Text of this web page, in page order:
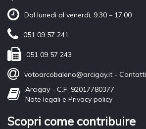
Dal lunedì al venerdì, 9.30 – 17.00
051 09 57 241
051 09 57 243
votoarcobaleno@arcigay.it - Contatti
Arcigay - C.F. 92017780377
Note legali e Privacy policy
Scopri come contribuire